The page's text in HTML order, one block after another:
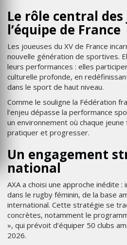
Le rôle central des
l’équipe de France
Les joueuses du XV de France
nouvelle génération de sportives.
leurs performances : elles
culturelle profonde, en
dans le sport de haut niveau.
Comme le souligne la Fédération
l’enjeu dépasse la performance
un environnement où chaque
pratiquer et progresser.
Un engagement
national
AXA a choisi une approche inédite
dans le rugby féminin, de la base
international. Cette stratégie se
concrètes, notamment le
», qui prévoit d’équiper 50 clubs
2026.